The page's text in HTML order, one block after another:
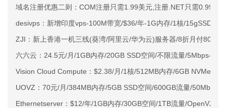
域名注册优惠二则：COM注册只需1.99美元,注册.NET只需0.99美
desivps：新增印度vps-100M带宽/$36/年-1G内存/1核/15gSSD/
ZJI：新上香港一机三线(葵湾/阿里云/华为云)服务器/8折月付800元
六六云：24.5元/月/1GB内存/20GB SSD空间/不限流量/5Mbps-
Vision Cloud Compute：$2.38/月/1核/512MB内存/6GB NVMe空
UOVZ：70元/月/384MB内存/5GB SSD空间/600GB流量/50Mbps
Ethernetserver：$12/年/1GB内存/30GB空间/1TB流量/OpenVZ/洛